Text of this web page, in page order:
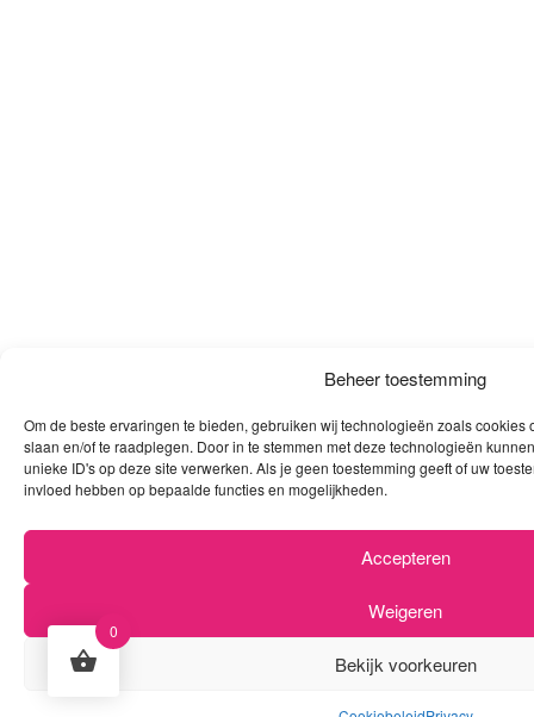
Beheer toestemming
Om de beste ervaringen te bieden, gebruiken wij technologieën zoals cookies
slaan en/of te raadplegen. Door in te stemmen met deze technologieën
unieke ID's op deze site verwerken. Als je geen toestemming geeft of uw
invloed hebben op bepaalde functies en mogelijkheden.
Accepteren
Weigeren
Bekijk voorkeuren
0